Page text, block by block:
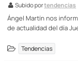
Subido portendencias
Ángel Martín nos
de actualidad del día
Tendencias